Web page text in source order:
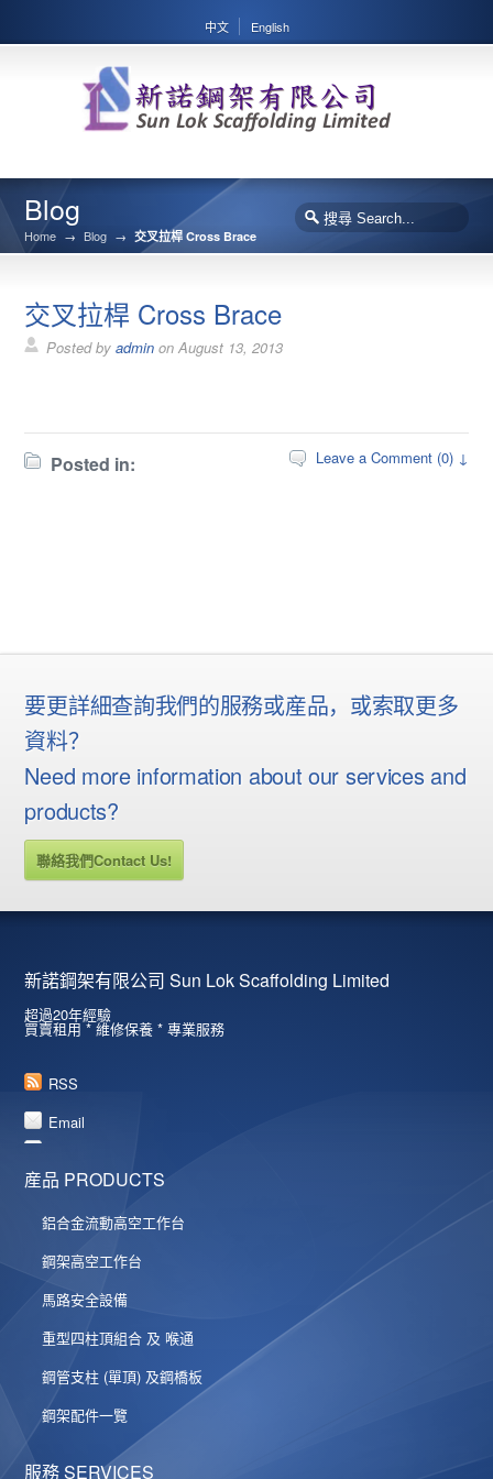
中文 English
Blog
Home → Blog → 交叉拉桿 Cross Brace
交叉拉桿 Cross Brace
Posted byadmin onAugust 13, 2013
Posted in: Leave a Comment (0) ↓
要更詳細查詢我們的服務或産品，或索取更多
資料？
Need more information about our services and
products?
聯絡我們Contact Us!
新諾鋼架有限公司 Sun Lok Scaffolding Limited
超過20年經驗
買賣租用 * 維修保養 * 專業服務
RSS
Email
産品 PRODUCTS
鋁合金流動高空工作台
鋼架高空工作台
馬路安全設備
重型四柱頂組合 及 喉通
鋼管支柱 (單頂) 及鋼橋板
鋼架配件一覽
服務 SERVICES